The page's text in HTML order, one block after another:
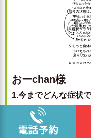
おーchan様
1.今までどんな症状
・右側の腰痛と骨
変形